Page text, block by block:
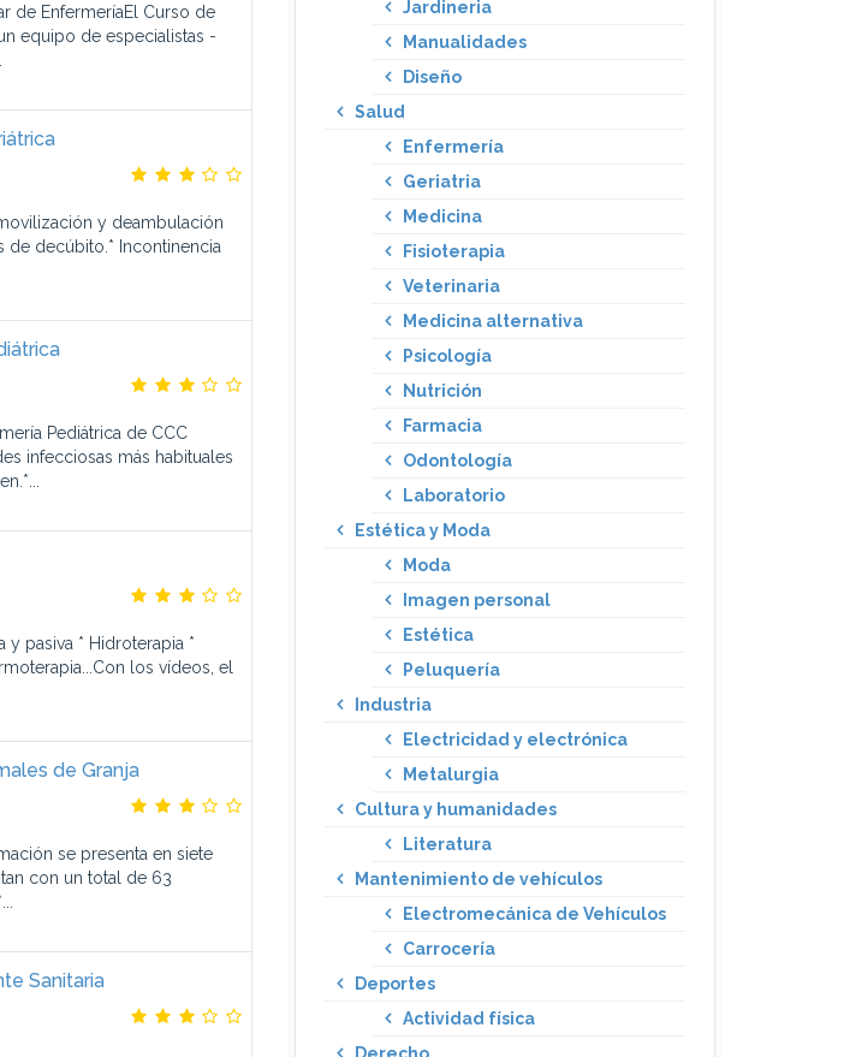
de EnfermeríaEl Curso de
equipo de especialistas -
y deambulación
de decúbito.* Incontinencia
Pediátrica de CCC
infecciosas más habituales
y pasiva * Hidroterapia *
los vídeos, el
de Granja
se presenta en siete
con un total de 63
Sanitaria
Jardineria
Manualidades
Diseño
Salud
Enfermería
Geriatria
Medicina
Fisioterapia
Veterinaria
Medicina alternativa
Psicología
Nutrición
Farmacia
Odontología
Laboratorio
Estética y Moda
Moda
Imagen personal
Estética
Peluquería
Industria
Electricidad y electrónica
Metalurgia
Cultura y humanidades
Literatura
Mantenimiento de vehículos
Electromecánica de Vehículos
Carrocería
Deportes
Actividad física